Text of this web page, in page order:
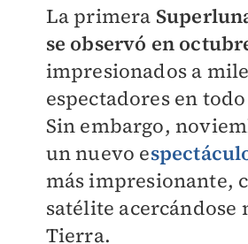
La primera
se observó en
impresionados a
espectadores en
Sin embargo,
un nuevo e
más impresionante,
satélite acercándose
Tierra.